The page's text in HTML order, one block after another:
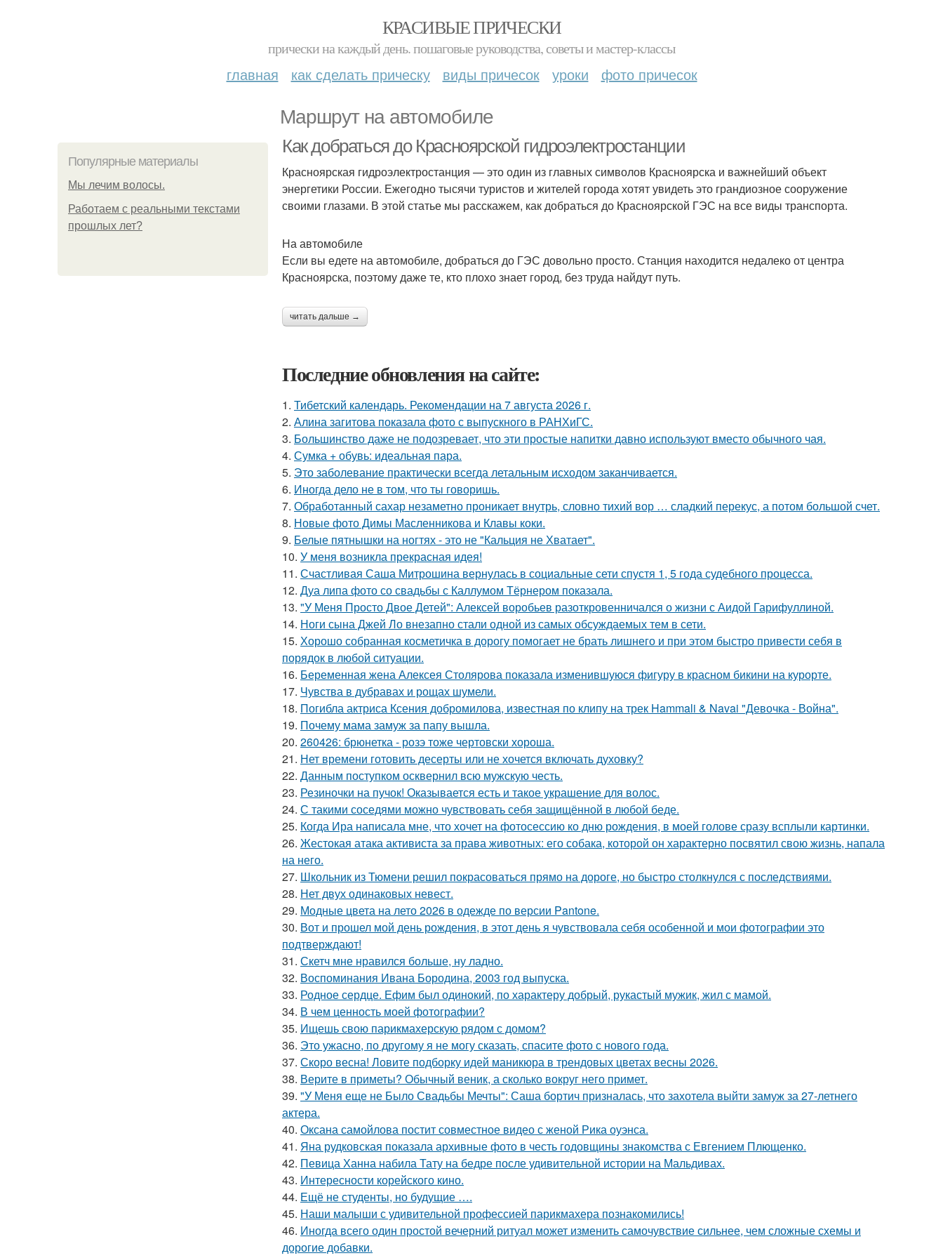
КРАСИВЫЕ ПРИЧЕСКИ
прически на каждый день. пошаговые руководства, советы и мастер-классы
главная как сделать прическу виды причесок уроки фото причесок
Маршрут на автомобиле
Популярные материалы
Мы лечим волосы.
Работаем с реальными текстами
прошлых лет?
Как добраться до Красноярской гидроэлектростанции
Красноярская гидроэлектростанция — это один из главных символов Красноярска и важнейший объект
энергетики России. Ежегодно тысячи туристов и жителей города хотят увидеть это грандиозное сооружение
своими глазами. В этой статье мы расскажем, как добраться до Красноярской ГЭС на все виды транспорта.
На автомобиле
Если вы едете на автомобиле, добраться до ГЭС довольно просто. Станция находится недалеко от центра
Красноярска, поэтому даже те, кто плохо знает город, без труда найдут путь.
читать дальше →
Последние обновления на сайте:
1. Тибетский календарь. Рекомендации на 7 августа 2026 г.
2. Алина загитова показала фото с выпускного в РАНХиГС.
3. Большинство даже не подозревает, что эти простые напитки давно используют вместо обычного чая.
4. Сумка + обувь: идеальная пара.
5. Это заболевание практически всегда летальным исходом заканчивается.
6. Иногда дело не в том, что ты говоришь.
7. Обработанный сахар незаметно проникает внутрь, словно тихий вор … сладкий перекус, а потом большой счет.
8. Новые фото Димы Масленникова и Клавы коки.
9. Белые пятнышки на ногтях - это не "Кальция не Хватает".
10. У меня возникла прекрасная идея!
11. Счастливая Саша Митрошина вернулась в социальные сети спустя 1, 5 года судебного процесса.
12. Дуа липа фото со свадьбы с Каллумом Тёрнером показала.
13. "У Меня Просто Двое Детей": Алексей воробьев разоткровенничался о жизни с Аидой Гарифуллиной.
14. Ноги сына Джей Ло внезапно стали одной из самых обсуждаемых тем в сети.
15. Хорошо собранная косметичка в дорогу помогает не брать лишнего и при этом быстро привести себя в
порядок в любой ситуации.
16. Беременная жена Алексея Столярова показала изменившуюся фигуру в красном бикини на курорте.
17. Чувства в дубравах и рощах шумели.
18. Погибла актриса Ксения добромилова, известная по клипу на трек Hammali & Navai "Девочка - Война".
19. Почему мама замуж за папу вышла.
20. 260426: брюнетка - розэ тоже чертовски хороша.
21. Нет времени готовить десерты или не хочется включать духовку?
22. Данным поступком осквернил всю мужскую честь.
23. Резиночки на пучок! Оказывается есть и такое украшение для волос.
24. С такими соседями можно чувствовать себя защищённой в любой беде.
25. Когда Ира написала мне, что хочет на фотосессию ко дню рождения, в моей голове сразу всплыли картинки.
26. Жестокая атака активиста за права животных: его собака, которой он характерно посвятил свою жизнь, напала
на него.
27. Школьник из Тюмени решил покрасоваться прямо на дороге, но быстро столкнулся с последствиями.
28. Нет двух одинаковых невест.
29. Модные цвета на лето 2026 в одежде по версии Pantone.
30. Вот и прошел мой день рождения, в этот день я чувствовала себя особенной и мои фотографии это
подтверждают!
31. Скетч мне нравился больше, ну ладно.
32. Воспоминания Ивана Бородина, 2003 год выпуска.
33. Родное сердце. Ефим был одинокий, по характеру добрый, рукастый мужик, жил с мамой.
34. В чем ценность моей фотографии?
35. Ищешь свою парикмахерскую рядом с домом?
36. Это ужасно, по другому я не могу сказать, спасите фото с нового года.
37. Скоро весна! Ловите подборку идей маникюра в трендовых цветах весны 2026.
38. Верите в приметы? Обычный веник, а сколько вокруг него примет.
39. "У Меня еще не Было Свадьбы Мечты": Саша бортич призналась, что захотела выйти замуж за 27-летнего
актера.
40. Оксана самойлова постит совместное видео с женой Рика оуэнса.
41. Яна рудковская показала архивные фото в честь годовщины знакомства с Евгением Плющенко.
42. Певица Ханна набила Тату на бедре после удивительной истории на Мальдивах.
43. Интересности корейского кино.
44. Ещё не студенты, но будущие ….
45. Наши малыши с удивительной профессией парикмахера познакомились!
46. Иногда всего один простой вечерний ритуал может изменить самочувствие сильнее, чем сложные схемы и
дорогие добавки.